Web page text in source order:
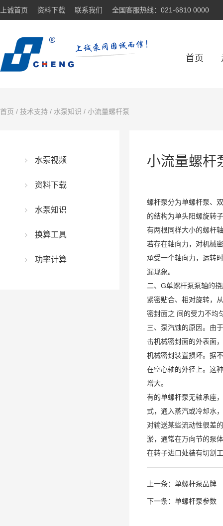
上诚首页 资料下载 联系我们 全国客服热线：021-6810 0000
首页
首页 / 技术支持 / 水泵知识 / 小流量螺杆泵
水泵视频
资料下载
水泵知识
换算工具
功率计算
小流量螺杆
螺杆泵分为单螺杆泵、
的结构为单头阳螺旋转
有两根同样大小的螺杆
若存在轴向力，对机械
承受一个轴向力，运转
漏现象。
二、G单螺杆泵泵轴的
紧密贴合、相对旋转，
密封面之 间的受力不均
三、泵汽蚀的原因。由
击机械密封面的外表面
机械密封装置损坏。据
在空心轴的外径上。这
增大。
有的单螺杆泵无轴承座
式，通入蒸汽或冷却水
对输送某些流动性很差
淤，通常在万向节的泵
在转子进口处装有切割
上一条： 单螺杆泵品牌
下一条： 单螺杆泵参数